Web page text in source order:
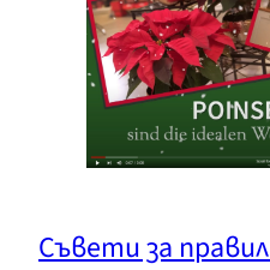
Съвети за